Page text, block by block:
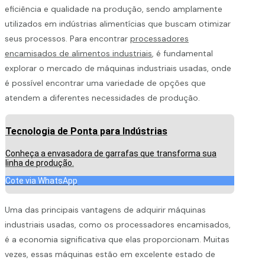
eficiência e qualidade na produção, sendo amplamente
utilizados em indústrias alimentícias que buscam otimizar
seus processos. Para encontrar processadores
encamisados de alimentos industriais, é fundamental
explorar o mercado de máquinas industriais usadas, onde
é possível encontrar uma variedade de opções que
atendem a diferentes necessidades de produção.
Tecnologia de Ponta para Indústrias
Conheça a envasadora de garrafas que transforma sua
linha de produção.
Cote via WhatsApp
Uma das principais vantagens de adquirir máquinas
industriais usadas, como os processadores encamisados,
é a economia significativa que elas proporcionam. Muitas
vezes, essas máquinas estão em excelente estado de